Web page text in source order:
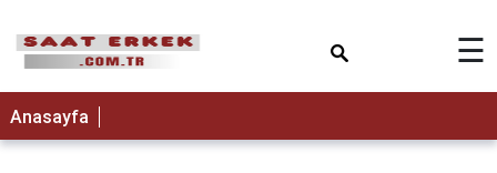
☰
Anasayfa